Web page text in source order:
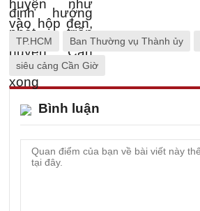
TP.HCM Ban Thường vụ Thành ủy
siêu cảng Cần Giờ
Bình luận